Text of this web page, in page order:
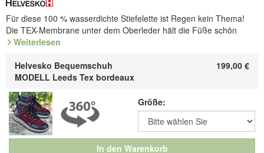
Für diese 100 % wasserdichte Stiefelette ist Regen kein Thema!
Die TEX-Membrane unter dem Oberleder hält die Füße schön
trocken und warm. Am Knöchel weich gepolstert und mit
Extra-Flex-Sohle mit rutschfestem Sportprofil.
Die Ausstattung mit der HELVESKO TEX
100% wasserdicht. Sie liegt als unsichtbarer Nässe-Stopp zwischen
dem Oberleder und dem gepolsterten, Klima-aktiven Futter: Regen
bleibt draußen, von innen kann Feuchtigkeit verdunsten. Für
trockene Füße bei jedem Wetter!
Art.Nr. 4.927.58 / 4.927.72
Weiterlesen
Größe:
In den Warenkorb
Helvesko Bequemschuh
MODELL Leeds Tex bordeaux
199,00 €